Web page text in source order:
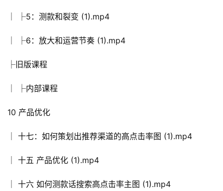
│ ├5：测款和裂变 (1).mp4
│ ├6：放大和运营节奏 (1).mp4
├旧版课程
│ ├内部课程
10 产品优化
│ 十七：如何策划出推荐渠道的高点击率图 (1).mp4
│ 十五 产品优化 (1).mp4
│ 十六 如何测款话搜索高点击率主图 (1).mp4